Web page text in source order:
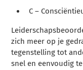
C –
zich meer op je
tegenstelling tot
snel en eenvoudig